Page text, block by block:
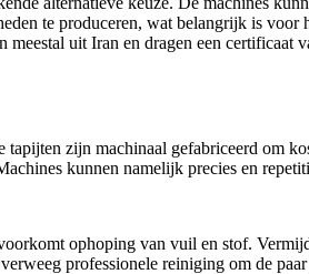
te produceren, wat belangrijk is
uit Iran en dragen een certificaat
zijn machinaal gefabriceerd om
kunnen namelijk precies en
ophoping van vuil en stof.
professionele reiniging om de